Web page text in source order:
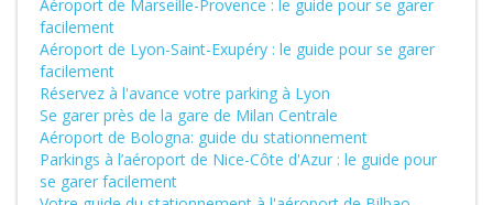
Aéroport de Marseille-Provence : le guide pour se garer
facilement
Aéroport de Lyon-Saint-Exupéry : le guide pour se garer
facilement
Réservez à l'avance votre parking à Lyon
Se garer près de la gare de Milan Centrale
Aéroport de Bologna: guide du stationnement
Parkings à l’aéroport de Nice-Côte d'Azur : le guide pour
se garer facilement